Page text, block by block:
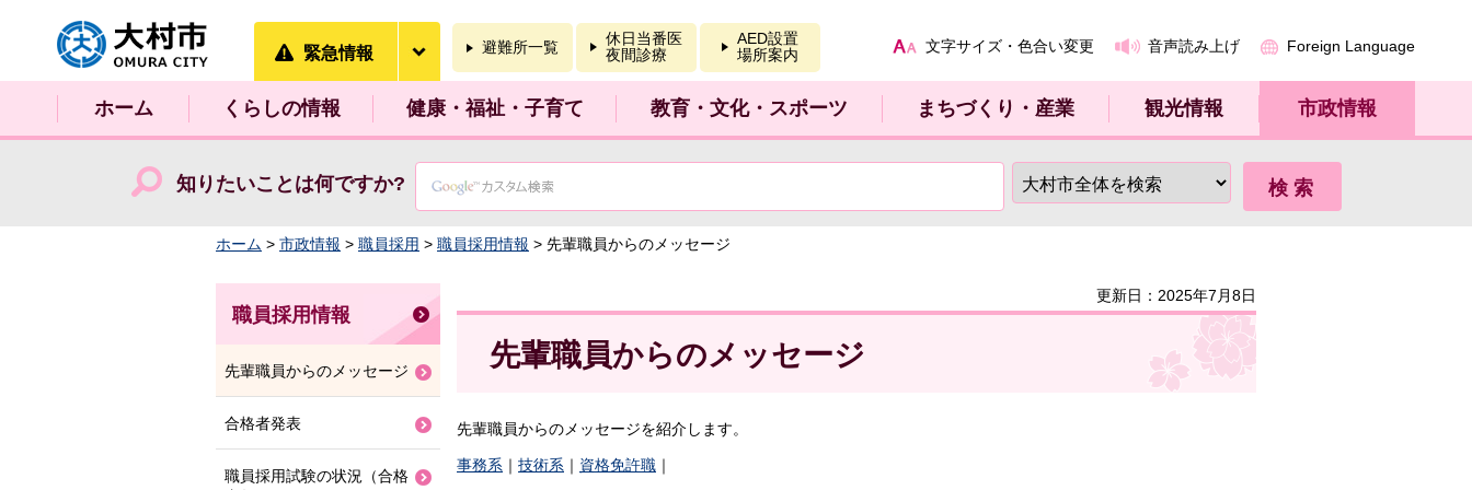
大村市
緊急情報 避難所一覧
休日当番医
夜間診療
AED設置
場所案内
文字サイズ・色合い変更 音声読み上げ Foreign Language
ホーム くらしの情報 健康・福祉・子育て 教育・文化・スポーツ まちづくり・産業 観光情報 市政情報
知りたいことは何ですか?
ホーム > 市政情報 > 職員採用 > 職員採用情報 > 先輩職員からのメッセージ
更新日：2025年7月8日
先輩職員からのメッセージ
先輩職員からのメッセージを紹介します。
事務系 ｜ 技術系 ｜ 資格免許職 ｜
職員採用情報
先輩職員からのメッセージ
合格者発表
職員採用試験の状況（合格